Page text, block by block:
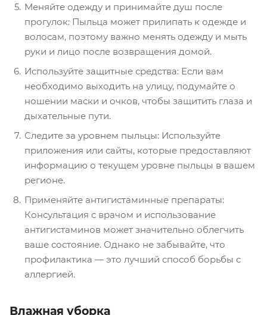
Меняйте одежду и принимайте душ после
прогулок: Пыльца может прилипать к одежде и
волосам, поэтому важно менять одежду и мыть
руки и лицо после возвращения домой.
Используйте защитные средства: Если вам
необходимо выходить на улицу, подумайте о
ношении маски и очков, чтобы защитить глаза и
дыхательные пути.
Следите за уровнем пыльцы: Используйте
приложения или сайты, которые предоставляют
информацию о текущем уровне пыльцы в вашем
регионе.
Применяйте антигистаминные препараты:
Консультация с врачом и использование
антигистаминов может значительно облегчить
ваше состояние. Однако не забывайте, что
профилактика — это лучший способ борьбы с
аллергией.
Влажная уборка